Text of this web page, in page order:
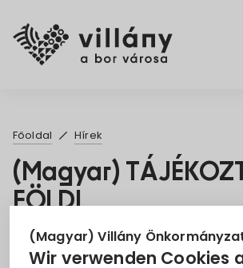
(Magyar) Villány
Wir verwenden Cookies
Rendelettár
Turizmus
Főoldal Hírek
(Magyar)
FÖLDI
22. Mai 2023